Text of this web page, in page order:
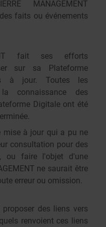
MANAGEMENT
faits ou événements
fait ses efforts
sur sa Plateforme
à jour. Toutes les
connaissance des
Digitale ont été
mise à jour qui a pu ne
consultation pour des
ou faire l'objet d'une
ne saurait être
erreur ou omission.
des liens vers
renvoient ces liens